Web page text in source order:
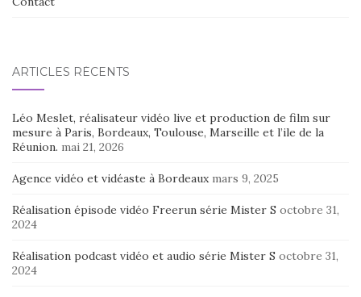
ARTICLES RÉCENTS
Léo Meslet, réalisateur vidéo live et production de film sur
mesure à Paris, Bordeaux, Toulouse, Marseille et l’ile de la
Réunion. mai 21, 2026
Agence vidéo et vidéaste à Bordeaux mars 9, 2025
Réalisation épisode vidéo Freerun série Mister S octobre 31,
2024
Réalisation podcast vidéo et audio série Mister S octobre 31,
2024